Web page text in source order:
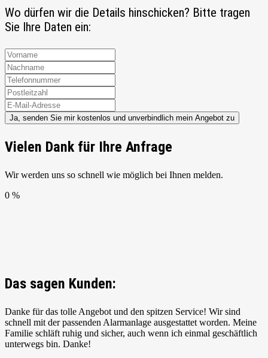
Wo dürfen wir die Details hinschicken? Bitte tragen
Sie Ihre Daten ein:
Ja, senden Sie mir kostenlos und unverbindlich mein Angebot zu
Vielen Dank für Ihre Anfrage
Wir werden uns so schnell wie möglich bei Ihnen melden.
0 %
Das sagen Kunden:
Danke für das tolle Angebot und den spitzen Service! Wir sind
schnell mit der passenden Alarmanlage ausgestattet worden. Meine
Familie schläft ruhig und sicher, auch wenn ich einmal geschäftlich
unterwegs bin. Danke!